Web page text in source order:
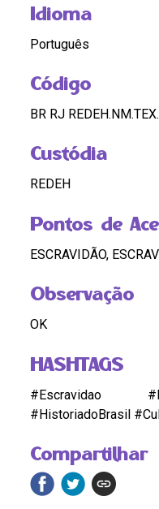
Compartilhar
Idioma
Português
Código
BR RJ
Custódia
REDEH
Pontos de
ESCRAVIDÃO,
Observação
OK
HASHTAGS
#Escravidao
#HistoriadoBrasil